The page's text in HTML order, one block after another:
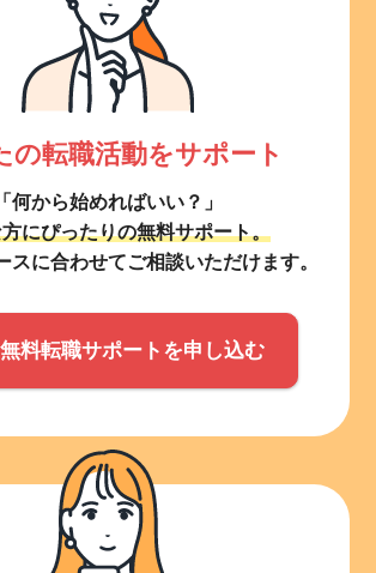
の転職活動をサポート
「何から始めればいい？」
にぴったりの無料サポート。
スに合わせてご相談いただけます。
無料転職サポートを申し込む